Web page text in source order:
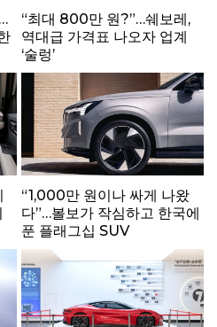
“최대 800만 원?”…쉐보레,
역대급 가격표 나오자 업계
‘술렁’
“1,000만 원이나 싸게 나왔
다”…볼보가 작심하고 한국에
푼 플래그십 SUV